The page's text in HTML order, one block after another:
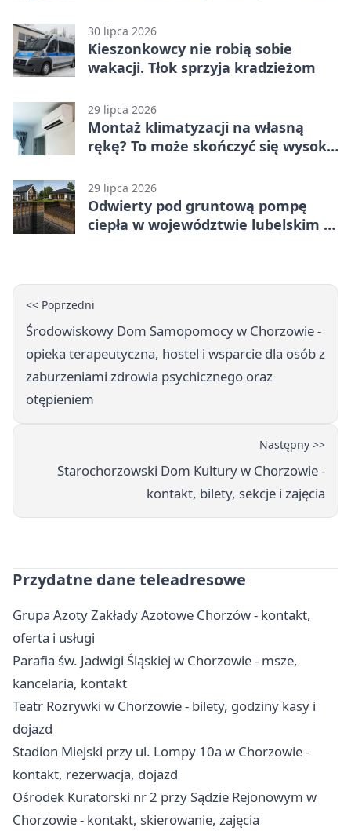
30 lipca 2026
Kieszonkowcy nie robią sobie
wakacji. Tłok sprzyja kradzieżom
29 lipca 2026
Montaż klimatyzacji na własną
rękę? To może skończyć się wysoką
29 lipca 2026
Odwierty pod gruntową pompę
ciepła w województwie lubelskim -
<< Poprzedni
Środowiskowy Dom Samopomocy w Chorzowie -
opieka terapeutyczna, hostel i wsparcie dla osób z
zaburzeniami zdrowia psychicznego oraz
otępieniem
Następny >>
Starochorzowski Dom Kultury w Chorzowie -
kontakt, bilety, sekcje i zajęcia
Przydatne dane teleadresowe
Grupa Azoty Zakłady Azotowe Chorzów - kontakt,
oferta i usługi
Parafia św. Jadwigi Śląskiej w Chorzowie - msze,
kancelaria, kontakt
Teatr Rozrywki w Chorzowie - bilety, godziny kasy i
dojazd
Stadion Miejski przy ul. Lompy 10a w Chorzowie -
kontakt, rezerwacja, dojazd
Ośrodek Kuratorski nr 2 przy Sądzie Rejonowym w
Chorzowie - kontakt, skierowanie, zajęcia